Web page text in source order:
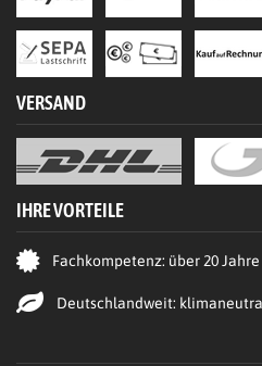
VERSAND
IHRE VORTEILE
Fachkompetenz: über 20
Deutschlandweit: